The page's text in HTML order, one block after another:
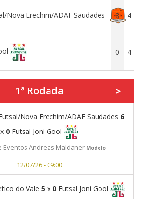
Nova Erechim/ADAF Saudades 8 4
0 4
1ª Rodada >
Nova Erechim/ADAF Saudades 6
x 0Futsal Joni Gool
Eventos Andreas Maldaner Modelo
12/07/26 - 09:00
do Vale 5 x 0 Futsal Joni Gool